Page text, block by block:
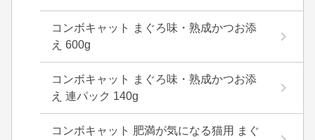
コンボキャット まぐろ味・熟成かつお添
え 600g
コンボキャット まぐろ味・熟成かつお添
え 連パック 140g
コンボキャット 肥満が気になる猫用 まぐ